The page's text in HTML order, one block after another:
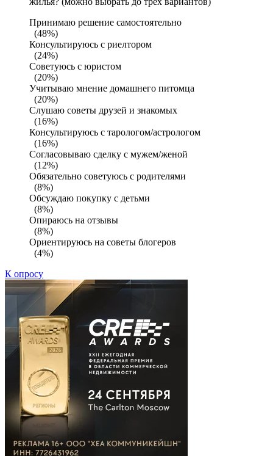
Принимаю решение самостоятельно
(48%)
Консультируюсь с риелтором
(24%)
Советуюсь с юристом
(20%)
Учитываю мнение домашнего питомца
(20%)
Слушаю советы друзей и знакомых
(16%)
Консультируюсь с тарологом/астрологом
(16%)
Согласовываю сделку с мужем/женой
(12%)
Обязательно советуюсь с родителями
(8%)
Обсуждаю покупку с детьми
(8%)
Опираюсь на отзывы
(8%)
Ориентируюсь на советы блогеров
(4%)
К опросу